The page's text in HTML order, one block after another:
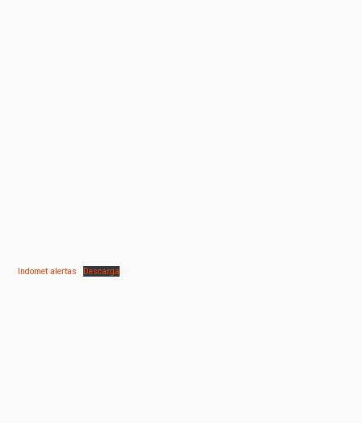
Indomet alertas Descarga